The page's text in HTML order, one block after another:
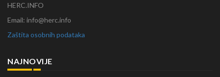
HERC.INFO
Email: info@herc.info
Zaštita osobnih podataka
NAJNOVIJE